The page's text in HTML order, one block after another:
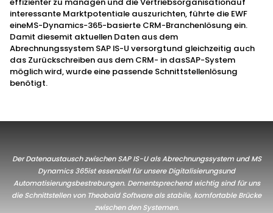
interessante Marktpotentiale auszurichten, führte die EWF
eineMS-Dynamics-365-basierte CRM-Branchenlösung ein.
Damit diesemit aktuellen Daten aus dem
Abrechnungssystem SAP IS-U versorgtund gleichzeitig auch
das Zurückschreiben aus dem CRM- in dasSAP-System
möglich wird, wurde eine passende Schnittstellenlösung
benötigt.
Der Datenaustausch zwischen SAP IS-U als Abrechnungssystem und MS
Dynamics 365ist essenziell für unsere Digitalisierungsund
Automatisierungsbestrebungen. Dementsprechend wichtig sind für uns
die Schnittstellen von Theobald Software als stabile, komfortable Brücke
zwischen den Systemen.